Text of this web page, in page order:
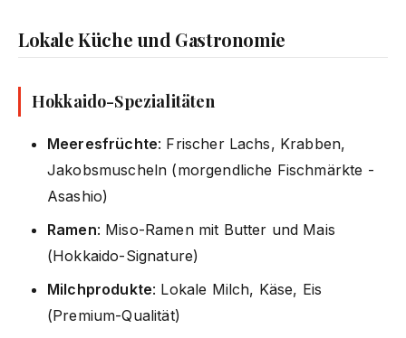
Lokale Küche und Gastronomie
Hokkaido-Spezialitäten
Meeresfrüchte: Frischer Lachs, Krabben,
Jakobsmuscheln (morgendliche Fischmärkte -
Asashio)
Ramen: Miso-Ramen mit Butter und Mais
(Hokkaido-Signature)
Milchprodukte: Lokale Milch, Käse, Eis
(Premium-Qualität)